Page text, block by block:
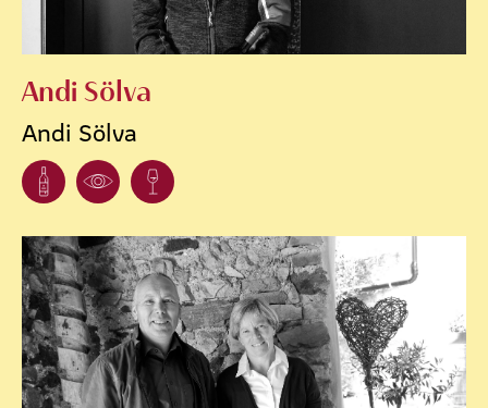
Andi Sölva
Andi Sölva